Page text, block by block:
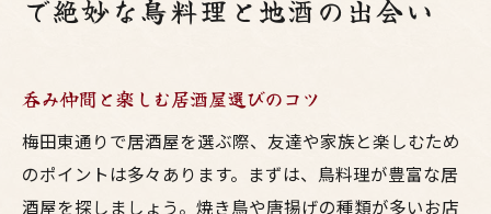
で絶妙な鳥料理と地酒の出会い
呑み仲間と楽しむ居酒屋選びのコツ
梅田東通りで居酒屋を選ぶ際、友達や家族と楽しむため
のポイントは多々あります。まずは、鳥料理が豊富な居
酒屋を探しましょう。焼き鳥や唐揚げの種類が多いお店